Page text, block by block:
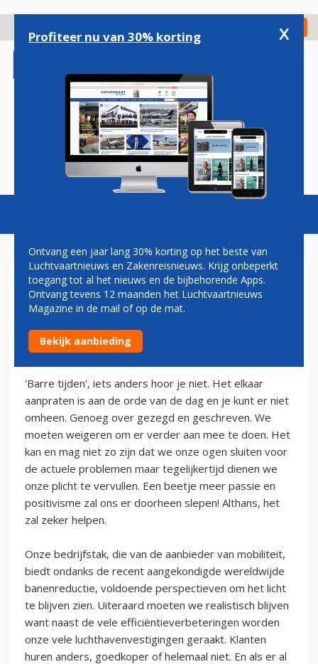
gaan
Check in
Magazine Podcasts Vacatures
HENK VAN DEN HELDER:
KOMT HET GOED?
21 januari 2009
'Barre tijden', iets anders hoor je niet. Het elkaar
aanpraten is aan de orde van de dag en je kunt er niet
omheen. Genoeg over gezegd en geschreven. We
moeten weigeren om er verder aan mee te doen. Het
kan en mag niet zo zijn dat we onze ogen sluiten voor
de actuele problemen maar tegelijkertijd dienen we
onze plicht te vervullen. Een beetje meer passie en
positivisme zal ons er doorheen slepen! Althans, het
zal zeker helpen.
Onze bedrijfstak, die van de aanbieder van mobiliteit,
biedt ondanks de recent aangekondigde wereldwijde
banenreductie, voldoende perspectieven om het licht
te blijven zien. Uiteraard moeten we realistisch blijven
want naast de vele efficiëntieverbeteringen worden
onze vele luchthavenvestigingen geraakt. Klanten
huren anders, goedkoper of helemaal niet. En als er al
Profiteer nu van 30% korting x
Ontvang een jaar lang 30% korting op het beste van
Luchtvaartnieuws en Zakenreisnieuws. Krijg onbeperkt
toegang tot al het nieuws en de bijbehorende Apps.
Ontvang tevens 12 maanden het Luchtvaartnieuws
Magazine in de mail of op de mat.
Bekijk aanbieding